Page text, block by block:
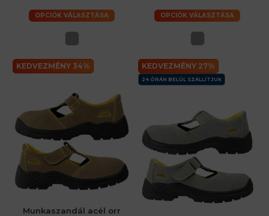
OPCIÓK VÁLASZTÁSA OPCIÓK VÁLASZTÁSA
KEDVEZMÉNY 34%
Munkaszandál acél orr
KEDVEZMÉNY 27%
24 ÓRÁN BELÜL SZÁLLÍTJUK